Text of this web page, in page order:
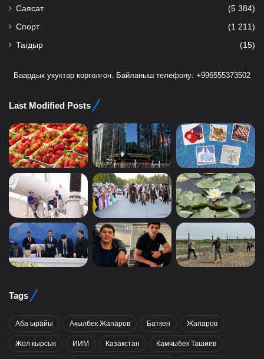
Саясат (5 384)
Спорт (1 211)
Тагдыр (15)
Баардык укуктар корголгон. Байланыш телефону: +996555373502
Last Modified Posts
Tags
Аба ырайы Акылбек Жапаров Баткен Жапаров
Жол кырсык ИИМ Казакстан Камчыбек Ташиев